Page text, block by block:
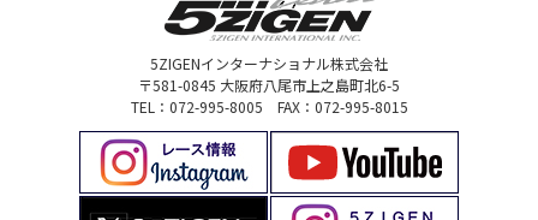
5ZIGENインターナショナル株式会社
〒581-0845 大阪府八尾市上之島町北6-5
TEL：072-995-8005 FAX：072-995-8015